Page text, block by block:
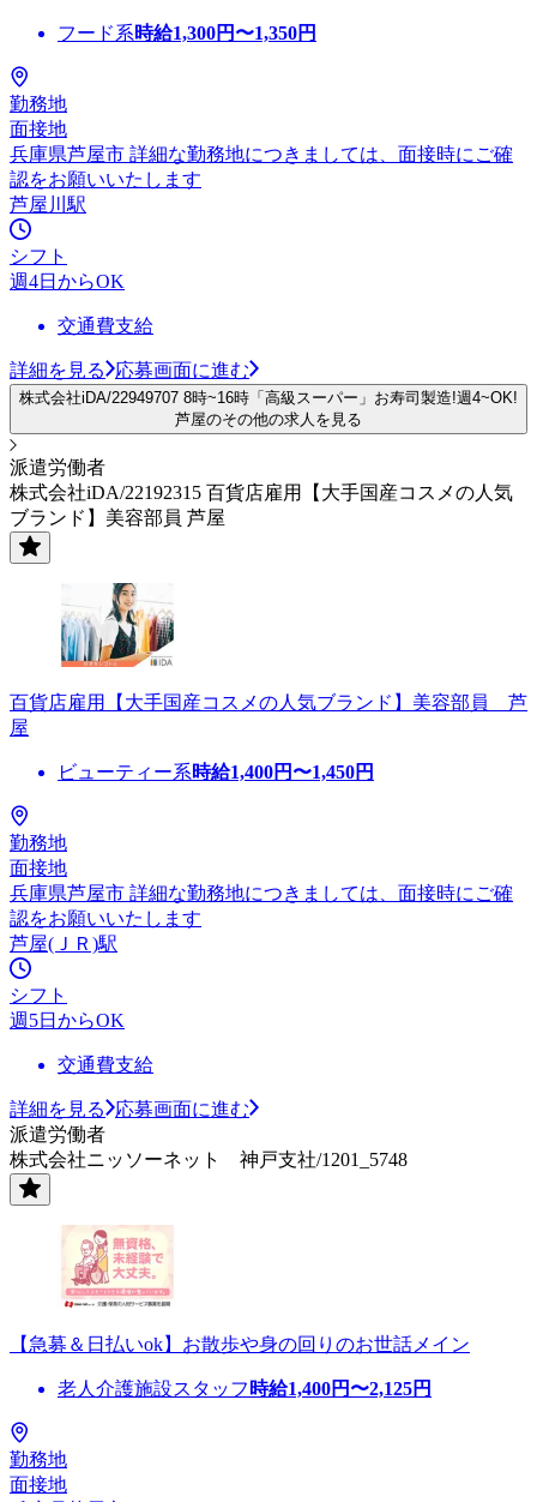
フード系時給1,300円〜1,350円
勤務地
面接地
兵庫県芦屋市 詳細な勤務地につきましては、面接時にご確
認をお願いいたします
芦屋川駅
シフト
週4日からOK
交通費支給
詳細を見る 応募画面に進む
株式会社iDA/22949707 8時~16時「高級スーパー」お寿司製造!週4~OK!
芦屋のその他の求人を見る
派遣労働者
株式会社iDA/22192315 百貨店雇用【大手国産コスメの人気
ブランド】美容部員 芦屋
百貨店雇用【大手国産コスメの人気ブランド】美容部員 芦
屋
ビューティー系時給1,400円〜1,450円
勤務地
面接地
兵庫県芦屋市 詳細な勤務地につきましては、面接時にご確
認をお願いいたします
芦屋(ＪＲ)駅
シフト
週5日からOK
交通費支給
詳細を見る
応募画面に進む
派遣労働者
株式会社ニッソーネット 神戸支社/1201_5748
【急募＆日払いok】お散歩や身の回りのお世話メイン
老人介護施設スタッフ 時給1,400円〜2,125円
勤務地
面接地